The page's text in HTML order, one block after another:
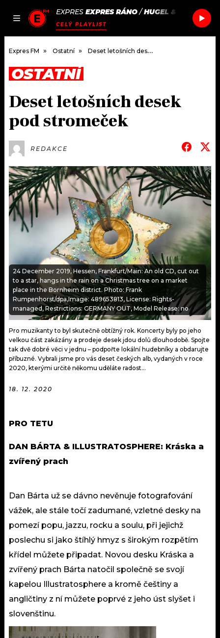
JAK
SEZNAM.CZ
EXPRES EXPRES RÁNO/HUGEL & IMAEL
CELÝ PLAYLIST
DOMŮ
ČLÁNKY
HUDBA
ROZHOVORY
#NEBUDUDOMA
KALENDÁŘ
VIP
TRENDY
KULTURA
MIX
OSTATNÍ
JAK NALADIT
RÁDIO
APLIKACE
PROGRAM
PLAYLIST
JAK NALADIT
SOUTĚŽE
Expres FM Ostatní Deset letošních desek pod stromeček
OSTATNÍ
Deset letošních desek
pod stromeček
REDAKCE
24 December 2019, Hessen, Frankfurt/Main: An old CD, cut out
to a star, hangs in the rain on a Christmas tree on a market
place in the Bornheim district. Photo: Frank
Rumpenhorst/dpa,Image: 489653813, License: Rights-
managed, Restrictions: GERMANY OUT, Model Release: no
Pro muzikanty to byl skutečně obtížný rok. Koncerty byly po jeho
velkou část zakázány a prodeje desek jdou dolů dlouhodobě. Spojte
tak dvě dobré věci v jednu – podpořte lokální hudebníky a obdarujte
příbuzné. Vybrali jsme pro vás deset českých alb, vydaných v roce
2020, kterými určitě někomu uděláte radost...
18. 12. 2020
PRO TETU
DAN BÁRTA & ILLUSTRATOSPHERE: Kráska a
zvířený prach
Dan Bárta už se dávno nevěnuje fotografování
vážek, ale stále točí zadumané, vzletné desky na
pomezí popu, jazzu, rocku a soulu, při jejichž
poslechu si jako štíhlý hmyz s širokým rozpětím
křídel můžete připadat. Novou desku Kráska a
zvířený prach Bárta natočil společně se svojí
kapelou Illustratosphere a kromě češtiny a
angličtiny z ní můžete poprvé z jeho úst slyšet i
slovenštinu.